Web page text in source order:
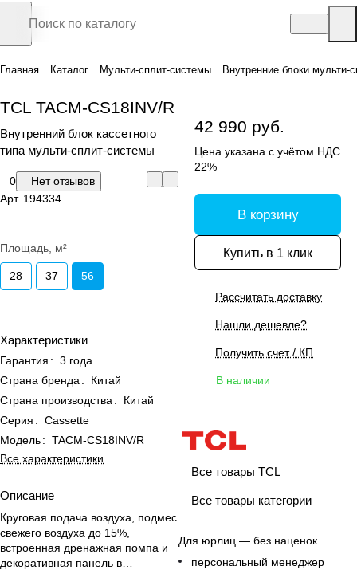
Главная Каталог Мульти-сплит-системы Внутренние блоки мульти-
TCL TACM-CS18INV/R
Внутренний блок кассетного
типа мульти-сплит-системы
0
Нет отзывов
Арт. 194334
Площадь, м²
28 37 56
Характеристики
Гарантия : 3 года
Страна бренда :
Китай
Страна производства :
Китай
Серия : Cassette
Модель: TACM-CS18INV/R
Все характеристики
Описание
Круговая подача воздуха, подмес
свежего воздуха до 15%,
встроенная дренажная помпа и
декоративная панель в
42 990 руб.
Цена указана с учётом НДС
22%
В корзину
Купить в 1 клик
Рассчитать доставку
Нашли дешевле?
Получить счет / КП
В наличии
Все товары TCL
Все товары категории
Для юрлиц — без наценок
персональный менеджер